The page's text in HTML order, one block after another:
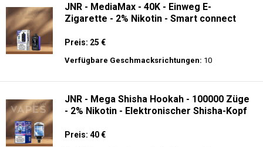
JNR - MediaMax - 40K - Einweg E-
Zigarette - 2% Nikotin - Smart connect
Preis: 25 €
Verfügbare Geschmacksrichtungen: 10
JNR - Mega Shisha Hookah - 100000 Züge
- 2% Nikotin - Elektronischer Shisha-Kopf
Preis: 40 €